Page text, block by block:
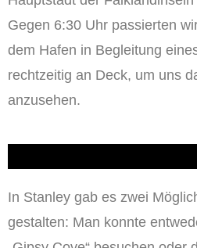
Gegen 6:30 Uhr passierten
dem Hafen in Begleitung
rechtzeitig an Deck, um uns
anzusehen.
In Stanley gab es zwei
gestalten: Man konnte